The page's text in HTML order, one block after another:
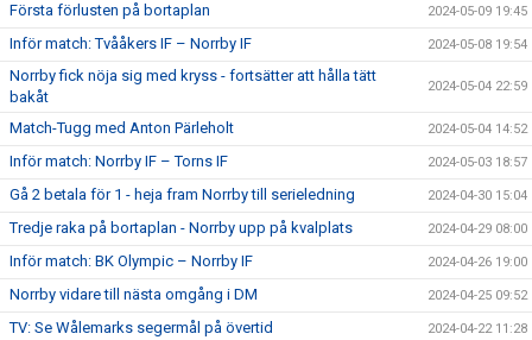
Första förlusten på bortaplan 2024-05-09 19:45
Inför match: Tvååkers IF – Norrby IF 2024-05-08 19:54
Norrby fick nöja sig med kryss - fortsätter att hålla tätt
bakåt
2024-05-04 22:59
Match-Tugg med Anton Pärleholt 2024-05-04 14:52
Inför match: Norrby IF – Torns IF 2024-05-03 18:57
Gå 2 betala för 1 - heja fram Norrby till serieledning 2024-04-30 15:04
Tredje raka på bortaplan - Norrby upp på kvalplats 2024-04-29 08:00
Inför match: BK Olympic – Norrby IF 2024-04-26 19:00
Norrby vidare till nästa omgång i DM 2024-04-25 09:52
TV: Se Wålemarks segermål på övertid 2024-04-22 11:28